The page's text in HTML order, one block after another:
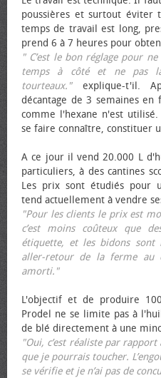
poussières et surtout éviter
temps de travail est long,
prend 6 à 7 heures pour
" C’est le bon réglage pour
temps à côté et ne pas
tourteaux."explique-t'il.
décantage de 3 semaines
comme l'hexane n'est
se faire connaître, constituer
A ce jour il vend 20.000 L
particuliers, à des cantines
Les prix sont étudiés pour
tend actuellement à vendre
"Pour les clients le prix est
c’est moins coûteux que
étiquette, et les bidons sont
aller-retour de la ferme au
amorti."
L'objectif et de produire
Prodel ne se limite pas à
de blé directement à une
"Oui, c’est réaliste par
que je pourrais toucher.
se vérifie et je n’ai pas de